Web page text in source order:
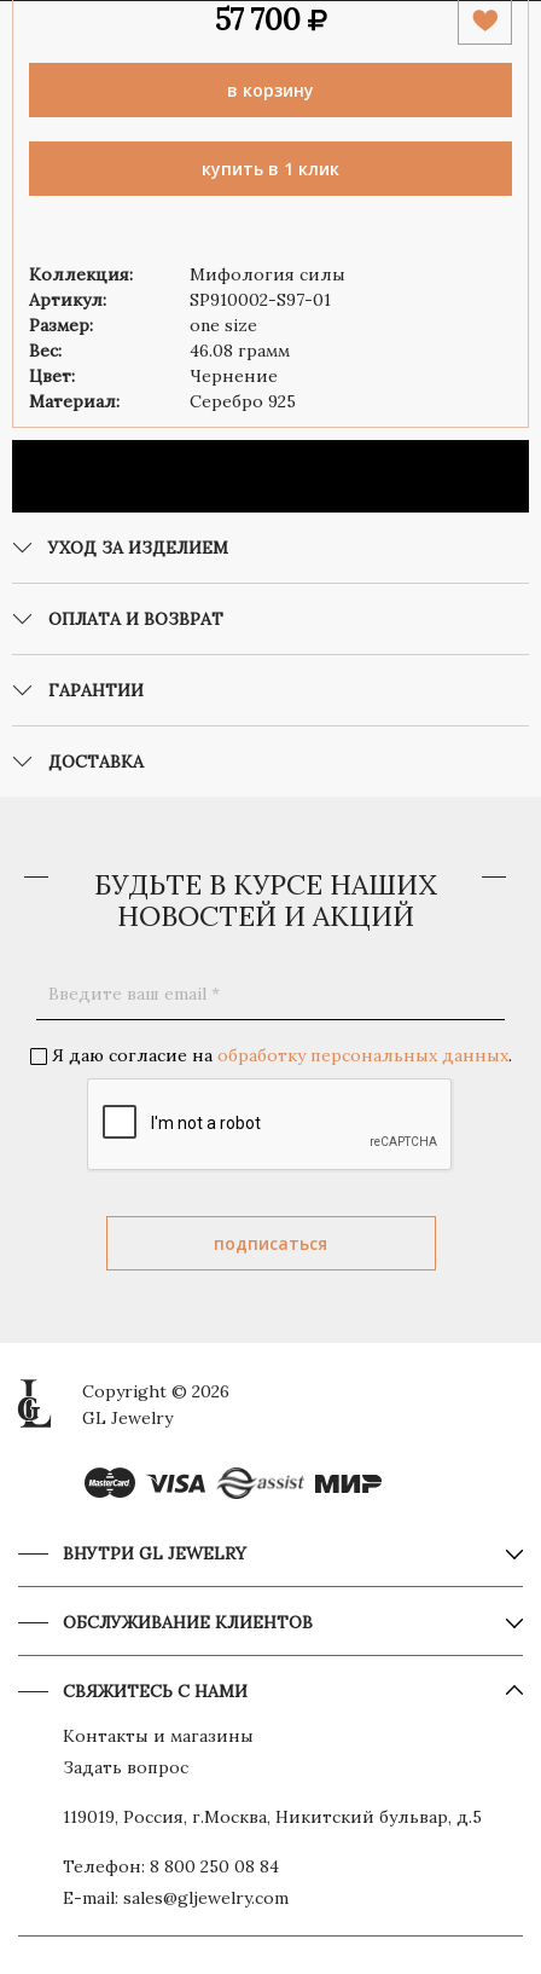
57 700
в корзину
купить в 1 клик
Коллекция:
Мифология силы
Артикул:
SP910002-S97-01
Размер:
one size
Вес:
46.08 грамм
Цвет:
Чернение
Материал:
Серебро 925
УХОД ЗА ИЗДЕЛИЕМ
ОПЛАТА И ВОЗВРАТ
ГАРАНТИИ
ДОСТАВКА
БУДЬТЕ В КУРСЕ НАШИХ
НОВОСТЕЙ И АКЦИЙ
Я даю согласие на обработку персональных данных.
Copyright © 2026
GL Jewelry
ВНУТРИ GL JEWELRY
ОБСЛУЖИВАНИЕ КЛИЕНТОВ
СВЯЖИТЕСЬ С НАМИ
Контакты и магазины
Задать вопрос
119019, Россия, г.Москва, Никитский бульвар, д.5
Телефон: 8 800 250 08 84
E-mail: sales@gljewelry.com